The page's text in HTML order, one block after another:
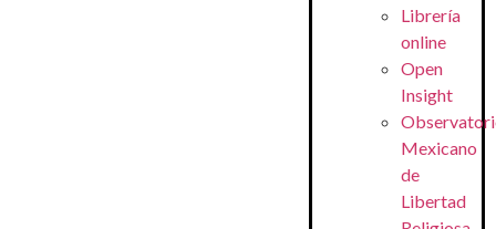
Librería
online
Open
Insight
Mexicano
de
Libertad